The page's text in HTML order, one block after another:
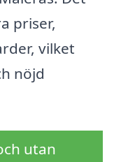
priser,
vilket
nöjd
utan